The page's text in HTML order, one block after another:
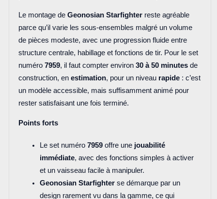
Le montage de Geonosian Starfighterreste agréable
parce qu’il varie les sous-ensembles malgré un volume
de pièces modeste, avec une progression fluide entre
structure centrale, habillage et fonctions de tir. Pour le set
numéro 7959, il faut compter environ 30 à 50 minutesde
construction, en estimation, pour un niveau rapide: c’est
un modèle accessible, mais suffisamment animé pour
rester satisfaisant une fois terminé.
Points forts
Le set numéro 7959offre une jouabilité
immédiate, avec des fonctions simples à activer
et un vaisseau facile à manipuler.
Geonosian Starfighterse démarque par un
design rarement vu dans la gamme, ce qui